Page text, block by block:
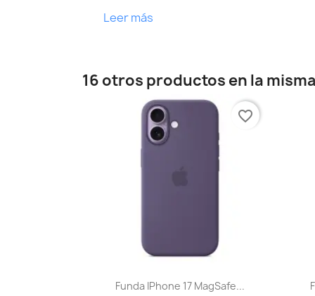
Leer más
16 otros productos en la
Vista rápida
Funda IPhone 17 MagSafe...
favorite_border